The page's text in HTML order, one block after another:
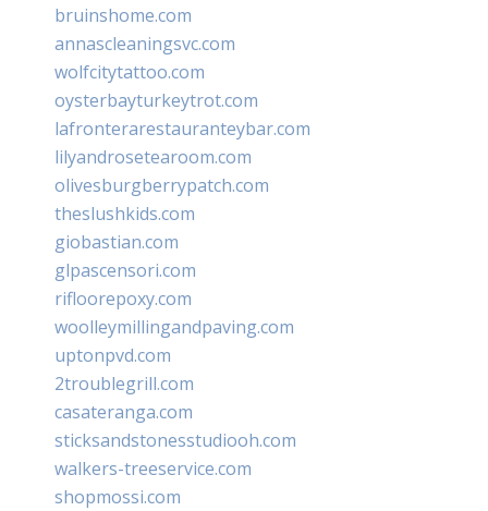
bruinshome.com
annascleaningsvc.com
wolfcitytattoo.com
oysterbayturkeytrot.com
lafronterarestauranteybar.com
lilyandrosetearoom.com
olivesburgberrypatch.com
theslushkids.com
giobastian.com
glpascensori.com
rifloorepoxy.com
woolleymillingandpaving.com
uptonpvd.com
2troublegrill.com
casateranga.com
sticksandstonesstudiooh.com
walkers-treeservice.com
shopmossi.com